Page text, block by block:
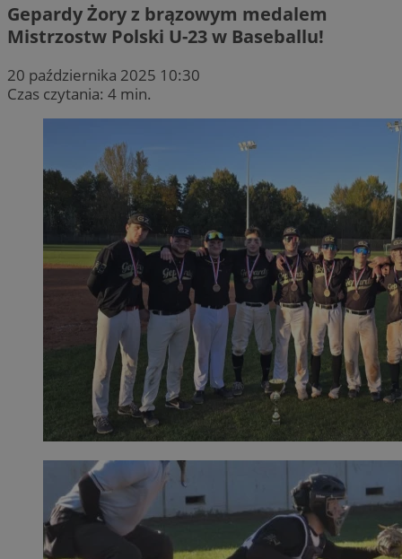
Gepardy Żory z brązowym medalem
Mistrzostw Polski U-23 w Baseballu!
20 października 2025 10:30
Czas czytania: 4 min.